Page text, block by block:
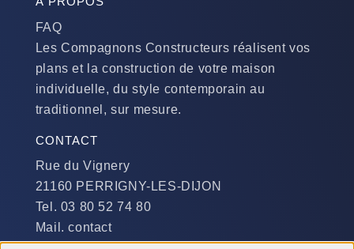
FAQ
Les Compagnons Constructeurs réalisent vos
plans et la construction de votre maison
individuelle, du style contemporain au
traditionnel, sur mesure.
CONTACT
Rue du Vignery
21160 PERRIGNY-LES-DIJON
Tel. 03 80 52 74 80
Mail. contact